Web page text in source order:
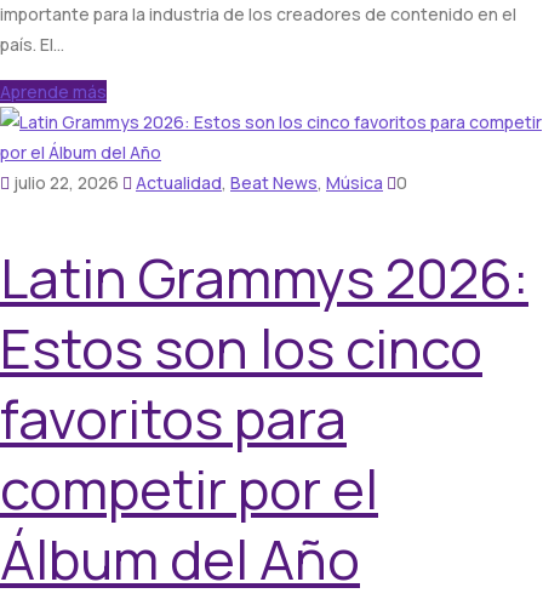
importante para la industria de los creadores de contenido en el
país. El…
Aprende más
julio 22, 2026 Actualidad, Beat News, Música 0
Latin Grammys 2026:
Estos son los cinco
favoritos para
competir por el
Álbum del Año